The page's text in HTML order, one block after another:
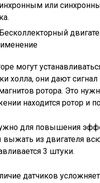
или
могут
холла, они дают
ротора. Это
находится ротор и
для повышения
выжать из двигателя
3 штуки.
датчиков